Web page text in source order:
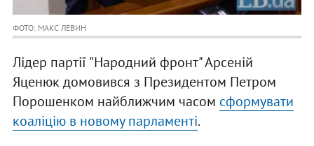
ФОТО: МАКС ЛЕВИН
Лідер партії "Народний фронт" Арсеній
Яценюк домовився з Президентом Петром
Порошенком найближчим часом сформувати
коаліцію в новому парламенті.